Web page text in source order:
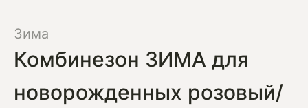
Зима
Комбинезон ЗИМА для
новорожденных розовый/